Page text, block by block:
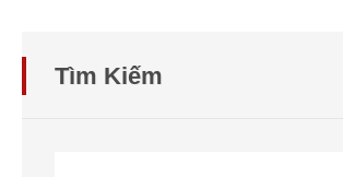
Tìm Kiếm